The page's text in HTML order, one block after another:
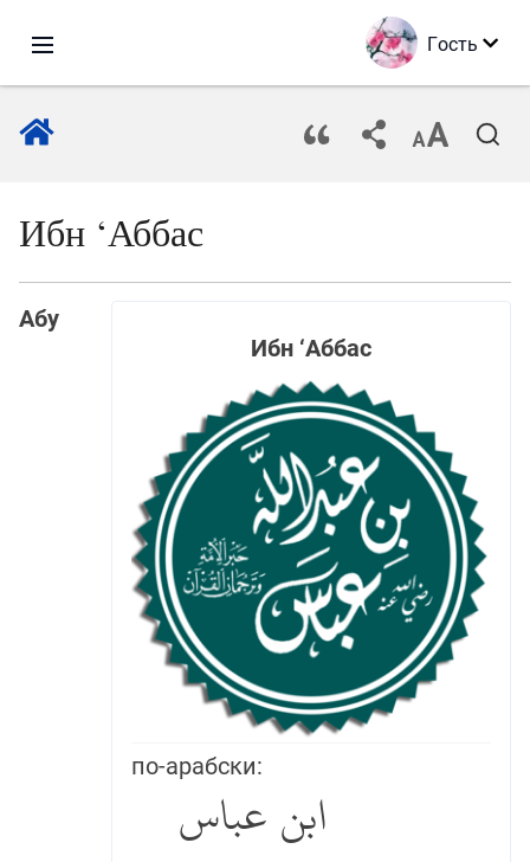
Гость
Ибн ‘Аббас
Ибн ‘Аббас
по-арабски:
ابن عباس
Абу